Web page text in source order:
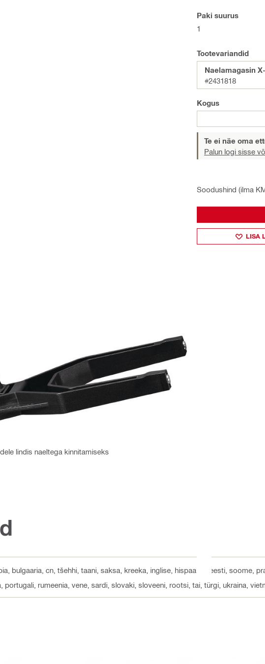
lindis naeltega kinnitamiseks
Paki suurus
1
Tootevariandid
Naelamagasin
#2431818
Kogus
Te ei näe oma
Palun logi sisse
Soodushind (ilma
LISA
bulgaaria, cn, tšehhi, taani, saksa, kreeka, inglise, hispaania, eesti, soome,
portugali, rumeenia, vene, sardi, slovaki, sloveeni, rootsi, tai, türgi, ukraina,